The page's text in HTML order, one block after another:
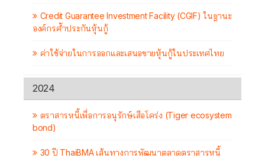
Credit Guarantee Investment Facility (CGIF) ในฐานะ
องค์กรค้ำประกันหุ้นกู้
ค่าใช้จ่ายในการออกและเสนอขายหุ้นกู้ในประเทศไทย
2024
ตราสารหนี้เพื่อการอนุรักษ์เสือโคร่ง (Tiger ecosystem
bond)
30 ปี ThaiBMA เส้นทางการพัฒนาตลาดตราสารหนี้